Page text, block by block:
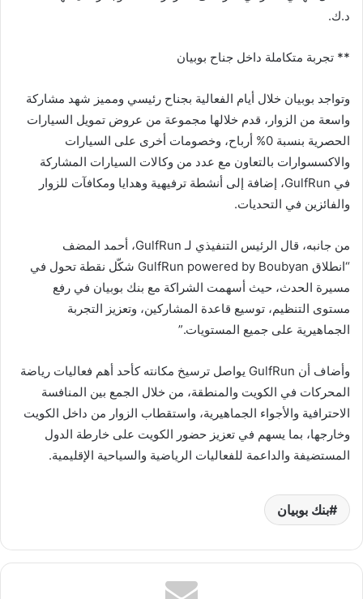
د.ك.
** تجربة متكاملة داخل جناح بوبيان
وتواجد بوبيان خلال أيام الفعالية بجناح رئيسي ومميز شهد مشاركة
واسعة من الزوار، قدم خلالها مجموعة من عروض تمويل السيارات
الحصرية بنسبة 0% أرباح، وخصومات أخرى على السيارات
والاكسسوارات بالتعاون مع عدد من وكالات السيارات المشاركة
في GulfRun، إضافة إلى أنشطة ترفيهية وهدايا ومكافآت للزوار
والفائزين في التحديات.
من جانبه، قال الرئيس التنفيذي لـ GulfRun، أحمد المضف
“انطلاق GulfRun powered by Boubyan شكّل نقطة تحول في
مسيرة الحدث، حيث أسهمت الشراكة مع بنك بوبيان في رفع
مستوى التنظيم، توسيع قاعدة المشاركين، وتعزيز التجربة
الجماهيرية على جميع المستويات.”
وأضاف أن GulfRun يواصل ترسيخ مكانته كأحد أهم فعاليات رياضة
المحركات في الكويت والمنطقة، من خلال الجمع بين المنافسة
الاحترافية والأجواء الجماهيرية، واستقطاب الزوار من داخل الكويت
وخارجها، بما يسهم في تعزيز حضور الكويت على خارطة الدول
المستضيفة والداعمة للفعاليات الرياضية والسياحية الإقليمية.
بنك بوبيان